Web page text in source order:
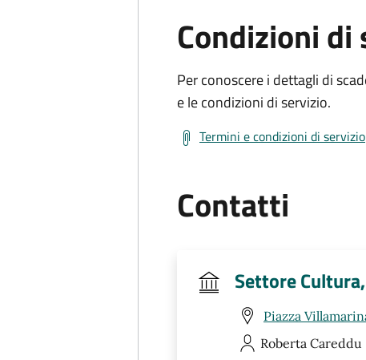
Condizioni di
Per conoscere i dettagli di
e le condizioni di servizio.
Termini e condizioni di servizio
Contatti
Settore
Piazza
Roberta Careddu